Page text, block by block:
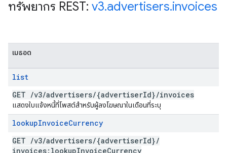
ทรัพยากร REST: v3.advertisers.invoices
เมธอด
list
GET /v3/advertisers/{advertiserId}/invoices
แสดงใบแจ้งหนี้ที่โพสต์สำหรับผู้ลงโฆษณาในเดือนที่ระบุ
lookupInvoiceCurrency
GET /v3/advertisers/{advertiserId}/
invoices:lookupInvoiceCurrency